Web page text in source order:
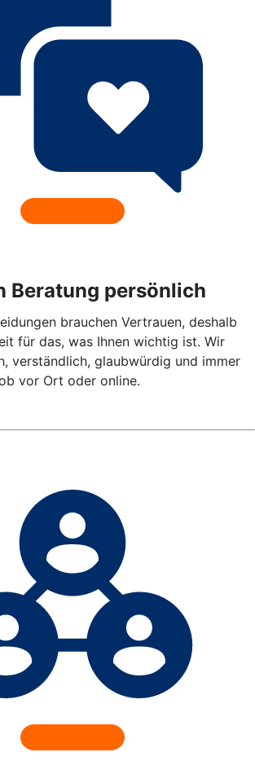
Beratung persönlich
brauchen Vertrauen, deshalb
für das, was Ihnen wichtig ist. Wir
verständlich, glaubwürdig und immer
vor Ort oder online.